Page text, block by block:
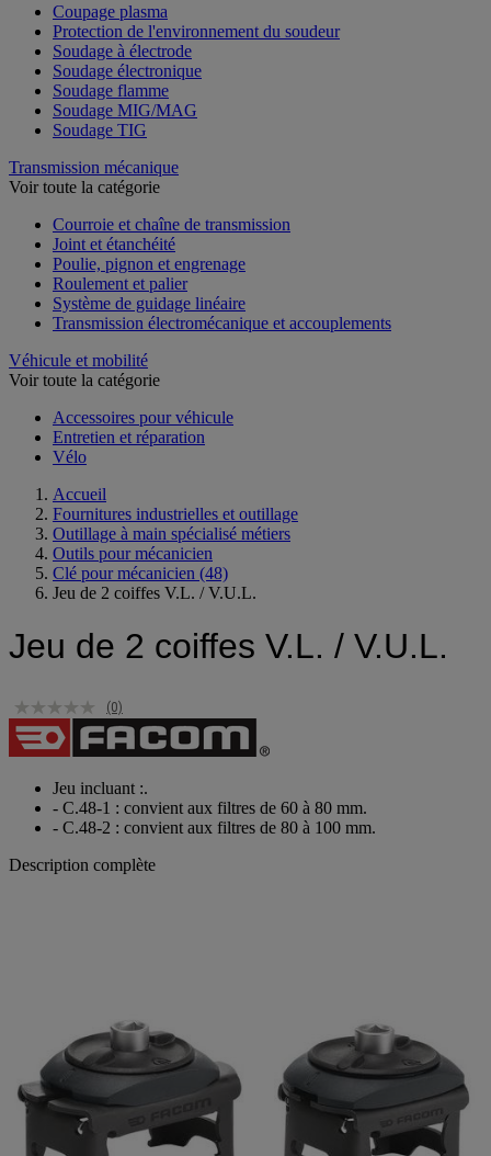
Coupage plasma
Protection de l'environnement du soudeur
Soudage à électrode
Soudage électronique
Soudage flamme
Soudage MIG/MAG
Soudage TIG
Transmission mécanique
Voir toute la catégorie
Courroie et chaîne de transmission
Joint et étanchéité
Poulie, pignon et engrenage
Roulement et palier
Système de guidage linéaire
Transmission électromécanique et accouplements
Véhicule et mobilité
Voir toute la catégorie
Accessoires pour véhicule
Entretien et réparation
Vélo
Accueil
Fournitures industrielles et outillage
Outillage à main spécialisé métiers
Outils pour mécanicien
Clé pour mécanicien (48)
Jeu de 2 coiffes V.L. / V.U.L.
Jeu de 2 coiffes V.L. / V.U.L.
(0)
Jeu incluant :.
- C.48-1 : convient aux filtres de 60 à 80 mm.
- C.48-2 : convient aux filtres de 80 à 100 mm.
Description complète